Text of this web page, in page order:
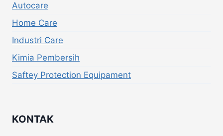
Autocare
Home Care
Industri Care
Kimia Pembersih
Saftey Protection Equipament
KONTAK